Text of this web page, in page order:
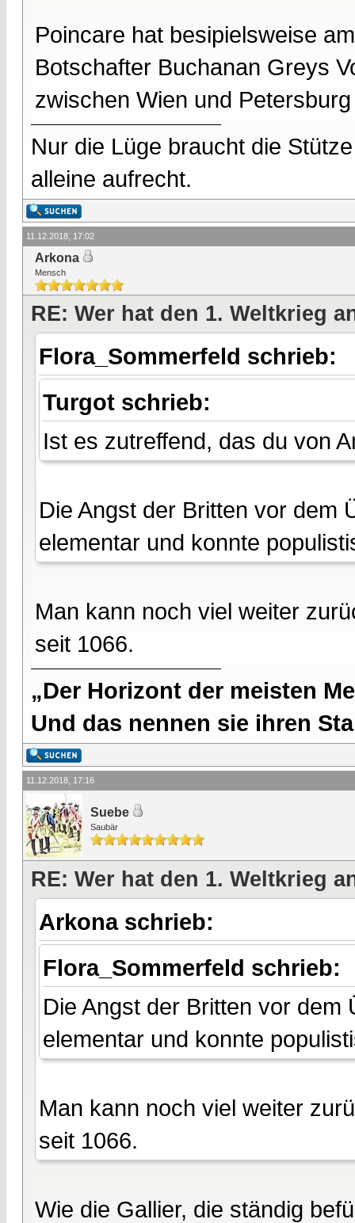
Poincare hat besipielsweise
Botschafter Buchanan Greys
zwischen Wien und
Nur die Lüge braucht die
alleine aufrecht.
11.12.2018, 17:02
Arkona
Mensch
RE: Wer hat den 1. Weltkrieg
Flora_Sommerfeld schrieb:
Turgot schrieb:
Ist es zutreffend, das du von
Die Angst der Britten vor dem
elementar und konnte
Man kann noch viel weiter
seit 1066.
„Der Horizont der meisten
Und das nennen sie ihren
11.12.2018, 17:16
Suebe
Saubär
RE: Wer hat den 1. Weltkrieg
Arkona schrieb:
Flora_Sommerfeld schrieb:
Die Angst der Britten vor
elementar und konnte
Man kann noch viel weiter
seit 1066.
Wie die Gallier, die ständig